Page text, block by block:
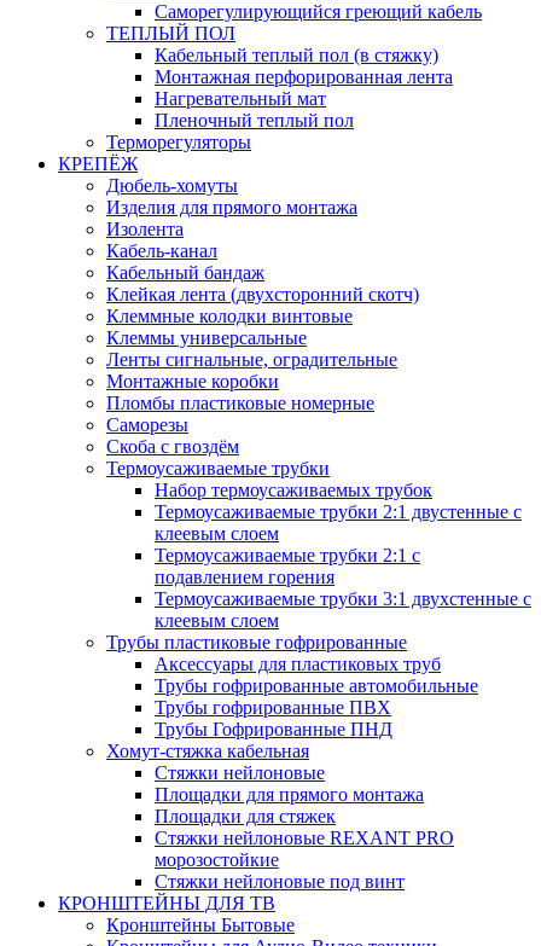
Саморегулирующийся греющий кабель
ТЕПЛЫЙ ПОЛ
Кабельный теплый пол (в стяжку)
Монтажная перфорированная лента
Нагревательный мат
Пленочный теплый пол
Терморегуляторы
КРЕПЁЖ
Дюбель-хомуты
Изделия для прямого монтажа
Изолента
Кабель-канал
Кабельный бандаж
Клейкая лента (двухсторонний скотч)
Клеммные колодки винтовые
Клеммы универсальные
Ленты сигнальные, оградительные
Монтажные коробки
Пломбы пластиковые номерные
Саморезы
Скоба с гвоздём
Термоусаживаемые трубки
Набор термоусаживаемых трубок
Термоусаживаемые трубки 2:1 двустенные с
клеевым слоем
Термоусаживаемые трубки 2:1 с
подавлением горения
Термоусаживаемые трубки 3:1 двухстенные с
клеевым слоем
Трубы пластиковые гофрированные
Аксессуары для пластиковых труб
Трубы гофрированные автомобильные
Трубы гофрированные ПВХ
Трубы Гофрированные ПНД
Хомут-стяжка кабельная
Cтяжки нейлоновые
Площадки для прямого монтажа
Площадки для стяжек
Стяжки нейлоновые REXANT PRO
морозостойкие
Стяжки нейлоновые под винт
КРОНШТЕЙНЫ ДЛЯ ТВ
Кронштейны Бытовые